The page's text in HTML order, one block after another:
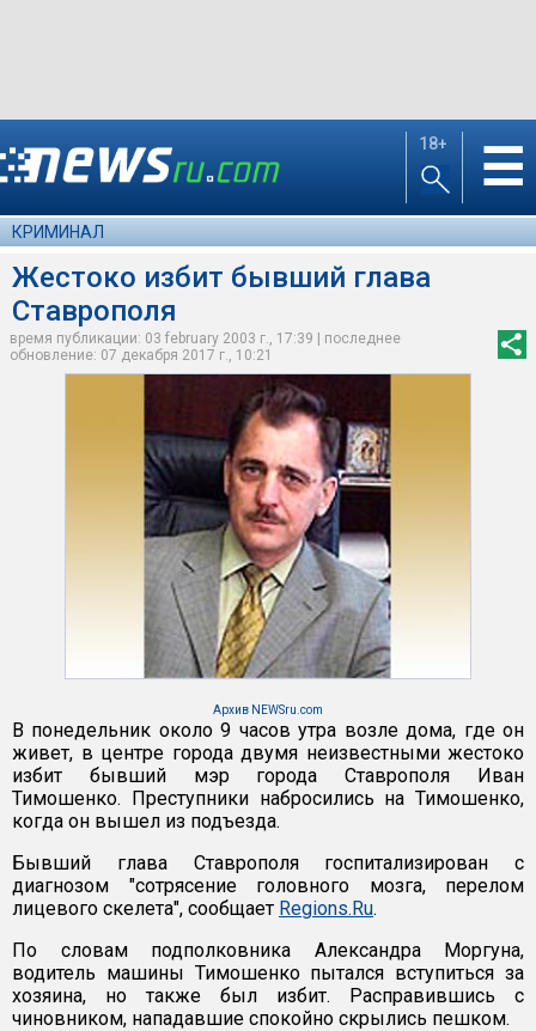
18+ ☰
КРИМИНАЛ
Жестоко избит бывший глава
Ставрополя
время публикации: 03 february 2003 г., 17:39 | последнее
обновление: 07 декабря 2017 г., 10:21
Архив NEWSru.com
В понедельник около 9 часов утра возле дома, где он
живет, в центре города двумя неизвестными жестоко
избит бывший мэр города Ставрополя Иван
Тимошенко. Преступники набросились на Тимошенко,
когда он вышел из подъезда.
Бывший глава Ставрополя госпитализирован с
диагнозом "сотрясение головного мозга, перелом
лицевого скелета", сообщает Regions.Ru.
По словам подполковника Александра Моргуна,
водитель машины Тимошенко пытался вступиться за
хозяина, но также был избит. Расправившись с
чиновником, нападавшие спокойно скрылись пешком.